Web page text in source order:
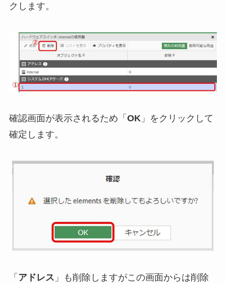
クします。
確認画面が表示されるため「 OK」をクリックして
確定します。
「 アドレス 」も削除しますがこの画面からは削除